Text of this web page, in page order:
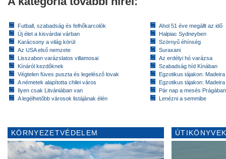
Futball, szabadság és felhőkarcolók
Új élet a kisvárdai várban
Karácsony a világ körül
Az USA első nemzete
Lisszabon varázslatos villamosai
Kínáról kezdőknek
Végtelen füves puszta és legelésző lovak
A németek alapította chilei város
Ilyen csak Litvániában van
A legélhetőbb városok listájának élén
Ahol 51 éve megállt az idő
Halpiac Sydneyben
Szörnyű éhínség
Suraxani
Az erdélyi hó varázsa
Szabadság híd Kínában
Egzotikus tájakon:
Egzotikus tájakon:
Pár nap a mesés Prágában
Lenézni a semmibe
KÖRNYEZETVÉDELEM